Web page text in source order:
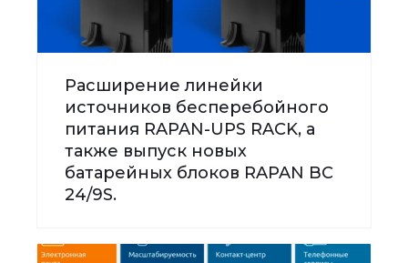
Расширение линейки
источников бесперебойного
питания RAPAN-UPS RACK, а
также выпуск новых
батарейных блоков RAPAN BC
24/9S.